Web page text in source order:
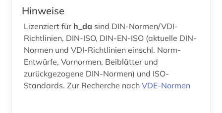
Hinweise
Lizenziert für h_da sind DIN-Normen/VDI-
Richtlinien, DIN-ISO, DIN-EN-ISO (aktuelle DIN-
Normen und VDI-Richtlinien einschl. Norm-
Entwürfe, Vornormen, Beiblätter und
zurückgezogene DIN-Normen) und ISO-
Standards. Zur Recherche nach VDE-Normen